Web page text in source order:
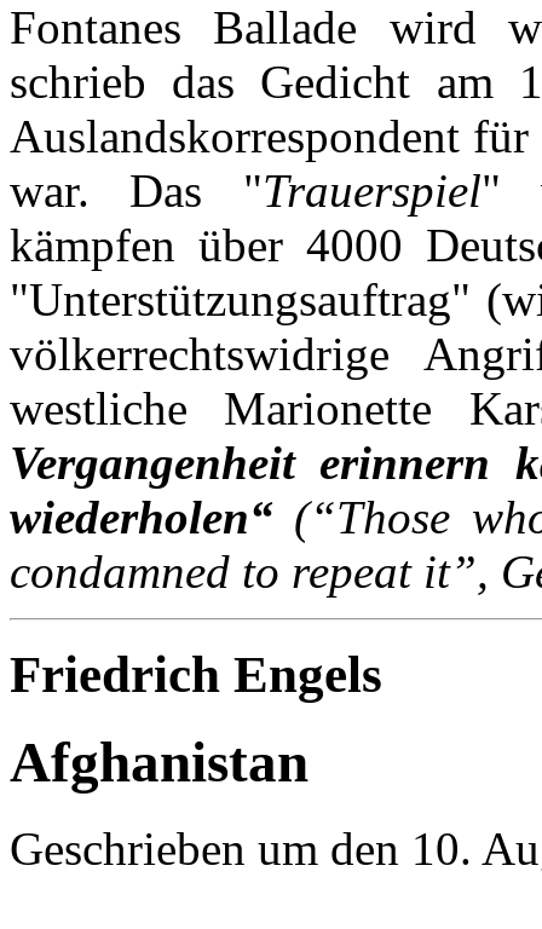
Fontanes Ballade wird
schrieb das Gedicht
Auslandskorrespondent
war. Das "Trauerspiel"
kämpfen über 4000
"Unterstützungsauftrag"
völkerrechtswidrige
westliche Marionette
Vergangenheit erinnern
wiederholen“ (“Those
condamned to repeat it”,
Friedrich Engels
Afghanistan
Geschrieben um den 10.